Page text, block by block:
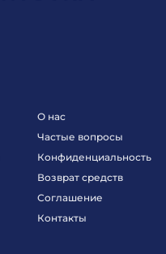
О нас
Частые вопросы
Конфиденциальность
Возврат средств
Соглашение
Контакты